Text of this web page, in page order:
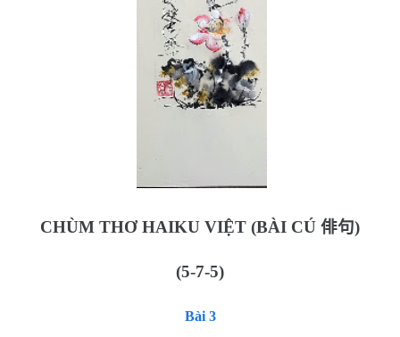
CHÙM THƠ HAIKU VIỆT (BÀI CÚ 俳句)
(5-7-5)
Bài 3